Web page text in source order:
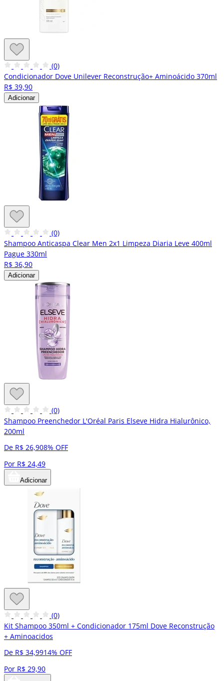
(0)
Condicionador Dove Unilever Reconstrução+ Aminoácido 370ml
R$ 39,90
Adicionar
(0)
Shampoo Anticaspa Clear Men 2x1 Limpeza Diaria Leve 400ml
Pague 330ml
R$ 36,90
Adicionar
(0)
Shampoo Preenchedor L'Oréal Paris Elseve Hidra Hialurônico,
200ml
De R$ 26,908% OFF
Por R$ 24,49
Adicionar
(0)
Kit Shampoo 350ml + Condicionador 175ml Dove Reconstrução
+ Aminoacidos
De R$ 34,9914% OFF
Por R$ 29,90